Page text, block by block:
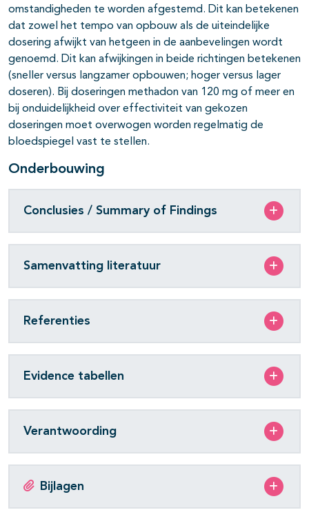
omstandigheden te worden afgestemd. Dit kan betekenen
dat zowel het tempo van opbouw als de uiteindelijke
dosering afwijkt van hetgeen in de aanbevelingen wordt
genoemd. Dit kan afwijkingen in beide richtingen betekenen
(sneller versus langzamer opbouwen; hoger versus lager
doseren). Bij doseringen methadon van 120 mg of meer en
bij onduidelijkheid over effectiviteit van gekozen
doseringen moet overwogen worden regelmatig de
bloedspiegel vast te stellen.
Onderbouwing
Conclusies / Summary of Findings
Samenvatting literatuur
Referenties
Evidence tabellen
Verantwoording
Bijlagen